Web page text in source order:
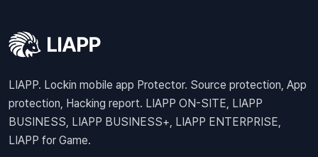
LIAPP. Lockin mobile app Protector. Source protection, App
protection, Hacking report. LIAPP ON-SITE, LIAPP
BUSINESS, LIAPP BUSINESS+, LIAPP ENTERPRISE,
LIAPP for Game.